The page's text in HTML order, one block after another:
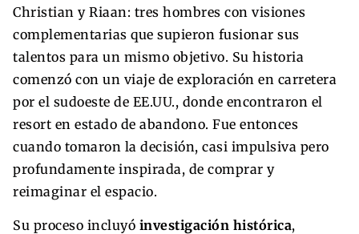
Christian y Riaan: tres hombres con visiones
complementarias que supieron fusionar sus
talentos para un mismo objetivo. Su historia
comenzó con un viaje de exploración en carretera
por el sudoeste de EE.UU., donde encontraron el
resort en estado de abandono. Fue entonces
cuando tomaron la decisión, casi impulsiva pero
profundamente inspirada, de comprar y
reimaginar el espacio.
Su proceso incluyó investigación histórica,